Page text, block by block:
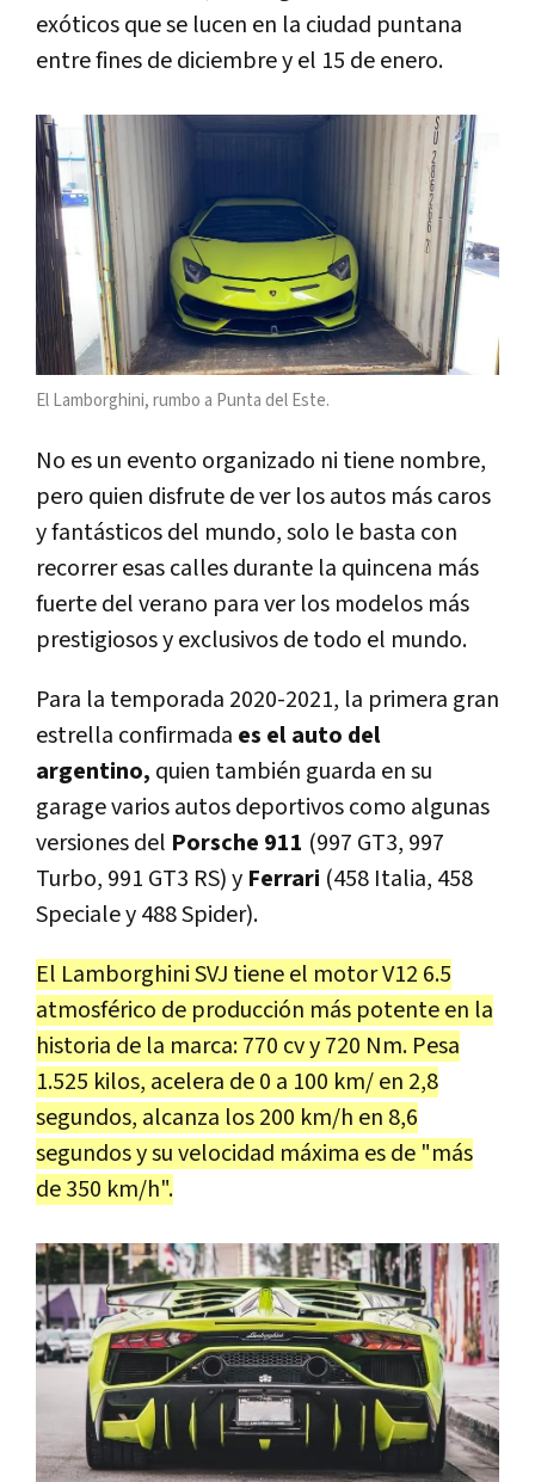
exóticos que se lucen en la ciudad puntana
entre fines de diciembre y el 15 de enero.
El Lamborghini, rumbo a Punta del Este.
No es un evento organizado ni tiene nombre,
pero quien disfrute de ver los autos más caros
y fantásticos del mundo, solo le basta con
recorrer esas calles durante la quincena más
fuerte del verano para ver los modelos más
prestigiosos y exclusivos de todo el mundo.
Para la temporada 2020-2021, la primera gran
estrella confirmada es el auto del
argentino, quien también guarda en su
garage varios autos deportivos como algunas
versiones del Porsche 911 (997 GT3, 997
Turbo, 991 GT3 RS) y Ferrari (458 Italia, 458
Speciale y 488 Spider).
El Lamborghini SVJ tiene el motor V12 6.5
atmosférico de producción más potente en la
historia de la marca: 770 cv y 720 Nm. Pesa
1.525 kilos, acelera de 0 a 100 km/ en 2,8
segundos, alcanza los 200 km/h en 8,6
segundos y su velocidad máxima es de "más
de 350 km/h".